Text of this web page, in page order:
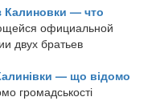
Калиновки — что
официальной
двух братьев
— що відомо
громадськості